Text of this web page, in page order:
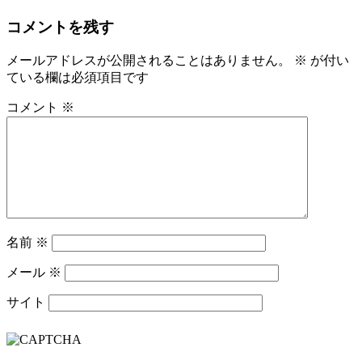
コメントを残す
メールアドレスが公開されることはありません。 ※ が付い
ている欄は必須項目です
コメント ※
名前 ※
メール ※
サイト